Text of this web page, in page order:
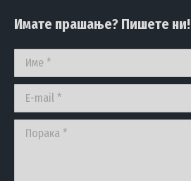
opens
new
window
opens
new
window
opens
window
Имате прашање? Пишете ни!
Име *
E-mail *
Порака *